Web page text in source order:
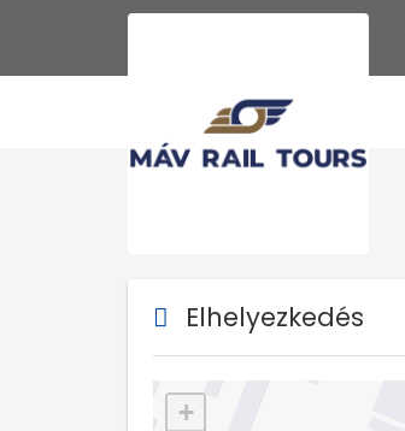
Elhelyezkedés
+